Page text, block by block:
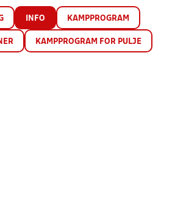
INFO KAMPPROGRAM
KAMPPROGRAM FOR PULJE